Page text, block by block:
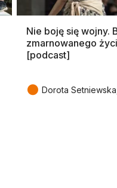
Nie boję się wojny.
zmarnowanego
[podcast]
● Dorota